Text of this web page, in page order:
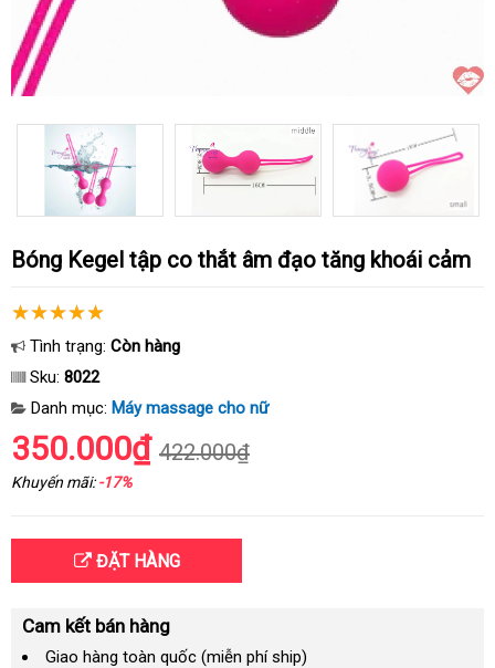
Bóng Kegel tập co thắt âm đạo tăng khoái cảm
Tình trạng: Còn hàng
Sku: 8022
Danh mục: Máy massage cho nữ
350.000₫ 422.000₫
Khuyến mãi:-17%
ĐẶT HÀNG
Cam kết bán hàng
Giao hàng toàn quốc (miễn phí ship)